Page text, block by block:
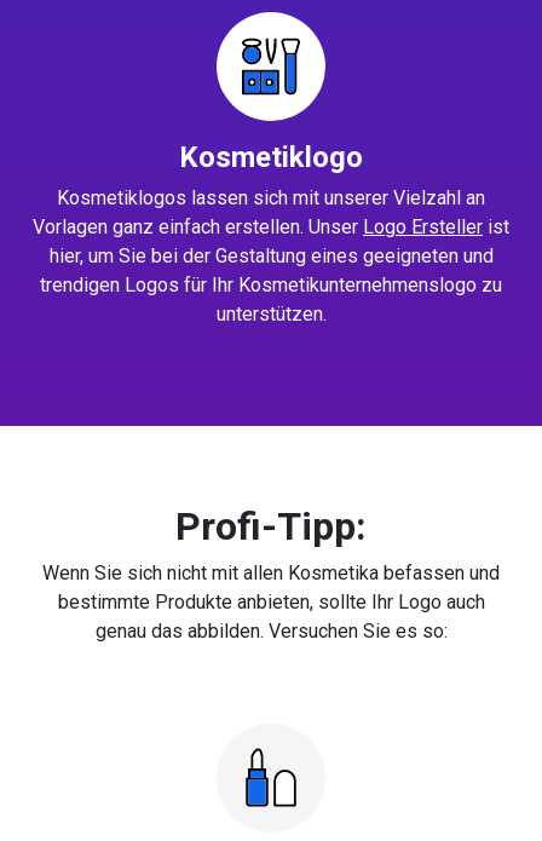
Kosmetiklogo
Kosmetiklogos lassen sich mit unserer Vielzahl an
Vorlagen ganz einfach erstellen. Unser Logo Ersteller ist
hier, um Sie bei der Gestaltung eines geeigneten und
trendigen Logos für Ihr Kosmetikunternehmenslogo zu
unterstützen.
Profi-Tipp:
Wenn Sie sich nicht mit allen Kosmetika befassen und
bestimmte Produkte anbieten, sollte Ihr Logo auch
genau das abbilden. Versuchen Sie es so: